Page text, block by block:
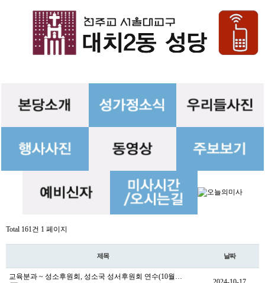
Total 161건 1 페이지
제목 날짜
교육분과 ~ 성소후원회, 성소국 성서후원회 연수(10월…